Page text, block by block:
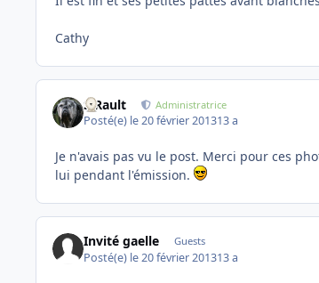
Cathy
S.Rault Administratrice
Posté(e) le 20 février 201313 a
Je n'avais pas vu le post. Merci pour ces
lui pendant l'émission.
Invité gaelle Guests
Posté(e) le 20 février 201313 a